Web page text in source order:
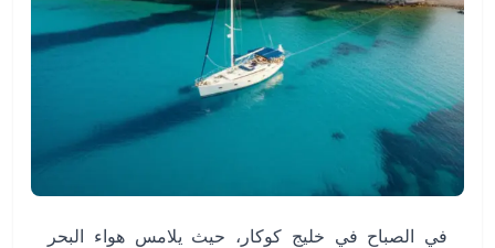
في الصباح في خليج كوكار، حيث يلامس هواء البحر